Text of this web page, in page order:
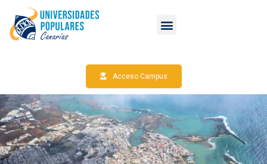
Acceso Campus